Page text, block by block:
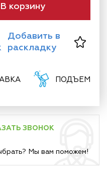
В корзину
Добавить в
раскладку
ПОДЪЕМ
ЗВОНОК
Мы вам поможем!